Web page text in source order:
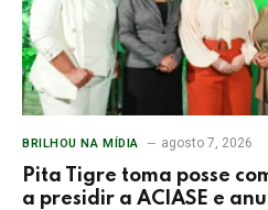
BRILHOU NA MÍDIA agosto 7, 2026
Pita Tigre toma posse
a presidir a ACIASE e